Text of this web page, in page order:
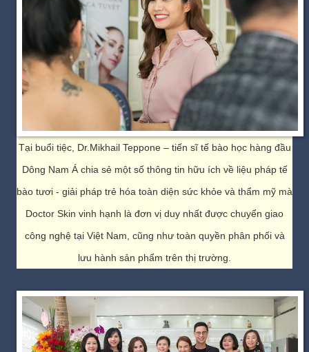
Tại buổi tiệc, Dr.Mikhail Teppone – tiến sĩ tế bào học hàng đầu
Dông Nam Á chia sẻ một số thông tin hữu ích về liệu pháp tế
bào tươi - giải pháp trẻ hóa toàn diện sức khỏe và thẩm mỹ mà
Doctor Skin vinh hạnh là đơn vị duy nhất được chuyển giao
công nghệ tại Việt Nam, cũng như toàn quyền phân phối và
lưu hành sản phẩm trên thị trường.